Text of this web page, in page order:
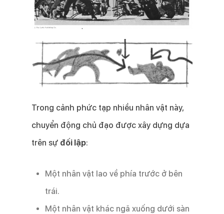
Trong cảnh phức tạp nhiều nhân vật này,
chuyển động chủ đạo được xây dựng dựa
trên sự đối lập:
Một nhân vật lao về phía trước ở bên
trái.
Một nhân vật khác ngã xuống dưới sàn